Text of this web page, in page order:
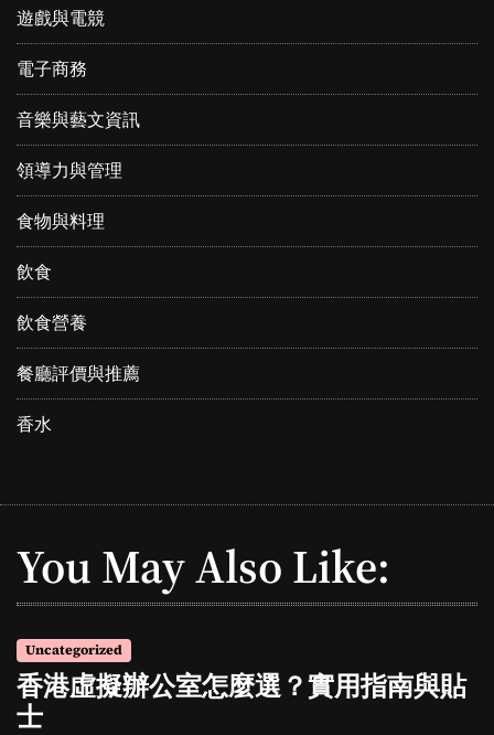
遊戲與電競
電子商務
音樂與藝文資訊
領導力與管理
食物與料理
飲食
飲食營養
餐廳評價與推薦
香水
You May Also Like:
Uncategorized
香港虛擬辦公室怎麼選？實用指南與貼
士